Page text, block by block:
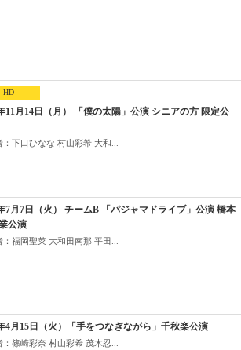
HD
11月14日（月） 「僕の太陽」公演 シニアの方 限定公
：下口ひなな 村山彩希 大和...
7月7日（火） チームB 「パジャマドライブ」公演 橋本
公演
：福岡聖菜 大和田南那 平田...
4月15日（火）「手をつなぎながら」千秋楽公演
：篠崎彩奈 村山彩希 茂木忍...